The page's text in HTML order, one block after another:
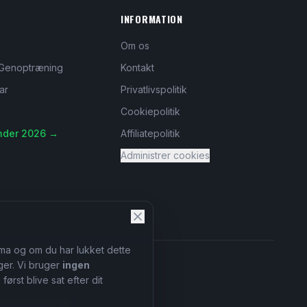
2026 →
INFORMATION
Om os
Kontakt
Privatlivspolitik
Cookiepolitik
Affiliatepolitik
Administrer cookies
og om du har lukket dette
Vi bruger ingen
blive sat efter dit